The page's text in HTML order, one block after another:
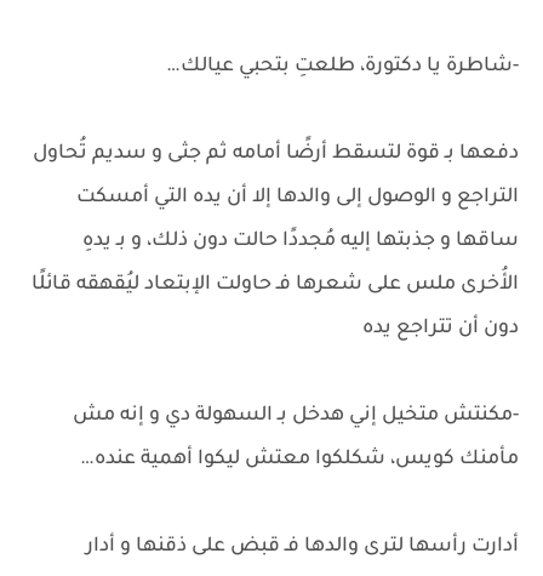
-شاطرة يا دكتورة، طلعتِ بتحبي عيالك…
دفعها بـ قوة لتسقط أرضًا أمامه ثم جثى و سديم تُحاول
التراجع و الوصول إلى والدها إلا أن يده التي أمسكت
ساقها و جذبتها إليه مُجددًا حالت دون ذلك، و بـ يدهِ
الأُخرى ملس على شعرها فـ حاولت الإبتعاد ليُقهقه قائلًا
دون أن تتراجع يده
-مكنتش متخيل إني هدخل بـ السهولة دي و إنه مش
مأمنك كويس، شكلكوا معتش ليكوا أهمية عنده…
أدارت رأسها لترى والدها فـ قبض على ذقنها و أدار